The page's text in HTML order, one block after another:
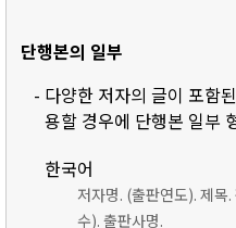
단행본의 일부
- 다양한 저자의 글이 포함
용할 경우에 단행본 일부
한국어
저자명. (출판연도). 제목
수). 출판사명.